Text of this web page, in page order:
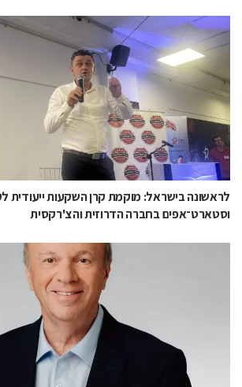
לראשונה בישראל: מוקמת קרן השקעות ייעודית
וסטארט־אפים בחברה הדרוזית והצ'רקסית